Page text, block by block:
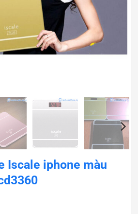
Iscale iphone màu